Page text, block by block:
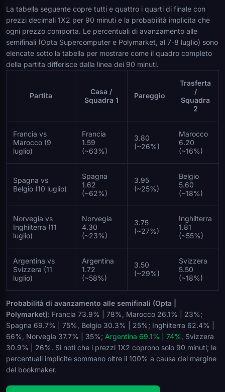
La tabella seguente copre tutti e quattro i quarti di finale con
prezzi decimali 1X2 per 90 minuti e la probabilità implicita che
ogni prezzo comporta. Le percentuali di avanzamento alle
semifinali (Opta Supercomputer e Polymarket, al 7-8 luglio) sono
elencate sotto la tabella per mostrare come il quadro completo
della partita differisce dalla linea dei 90 minuti.
Partita
Casa /
Squadra 1
Pareggio
Trasferta
/
Squadra
2
Francia vs
Marocco (9
luglio)
Francia
1.59
(~63%)
3.80
(~26%)
Marocco
6.20
(~16%)
Spagna vs
Belgio (10 luglio)
Spagna
1.62
(~62%)
3.95
(~25%)
Belgio
5.60
(~18%)
Norvegia vs
Inghilterra (11
luglio)
Norvegia
4.30
(~23%)
3.75
(~27%)
Inghilterra
1.81
(~55%)
Argentina vs
Svizzera (11
luglio)
Argentina
1.72
(~58%)
3.50
(~29%)
Svizzera
5.50
(~18%)
Probabilità di avanzamento alle semifinali (Opta |
Polymarket): Francia 73.9% | 78%, Marocco 26.1% | 23%;
Spagna 69.7% | 75%, Belgio 30.3% | 25%; Inghilterra 62.4% |
66%, Norvegia 37.7% | 35%; Argentina 69.1% | 74%
, Svizzera
30.9% | 26%. Si noti che i prezzi 1X2 coprono solo 90 minuti; le
percentuali implicite sommano oltre il 100% a causa del margine
del bookmaker.